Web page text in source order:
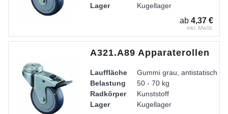
Lager
Kugellager
Stahlblech verzinkt-
ab 4,37 €
inkl. MwSt.
A321.A89 Apparaterollen
Lauffläche
Gummi grau, antistatisch
Belastung
50 - 70 kg
Radkörper
Kunststoff
Lager
Kugellager